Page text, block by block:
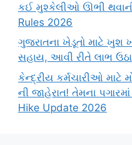
કઈ મુશ્કેલીઓ ઊભી
Rules 2026
ગુજરાતના ખેડૂતો માટે ખુશ
સહાય, આવી રીતે લાભ
કેન્દ્રીય કર્મચારીઓ માટે
ની જાહેરાત! તેમના
Hike Update 2026